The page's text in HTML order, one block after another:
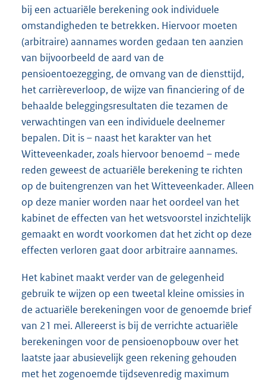
bij een actuariële berekening ook individuele
omstandigheden te betrekken. Hiervoor moeten
(arbitraire) aannames worden gedaan ten aanzien
van bijvoorbeeld de aard van de
pensioentoezegging, de omvang van de diensttijd,
het carrièreverloop, de wijze van financiering of de
behaalde beleggingsresultaten die tezamen de
verwachtingen van een individuele deelnemer
bepalen. Dit is – naast het karakter van het
Witteveenkader, zoals hiervoor benoemd – mede
reden geweest de actuariële berekening te richten
op de buitengrenzen van het Witteveenkader. Alleen
op deze manier worden naar het oordeel van het
kabinet de effecten van het wetsvoorstel inzichtelijk
gemaakt en wordt voorkomen dat het zicht op deze
effecten verloren gaat door arbitraire aannames.
Het kabinet maakt verder van de gelegenheid
gebruik te wijzen op een tweetal kleine omissies in
de actuariële berekeningen voor de genoemde brief
van 21 mei. Allereerst is bij de verrichte actuariële
berekeningen voor de pensioenopbouw over het
laatste jaar abusievelijk geen rekening gehouden
met het zogenoemde tijdsevenredig maximum